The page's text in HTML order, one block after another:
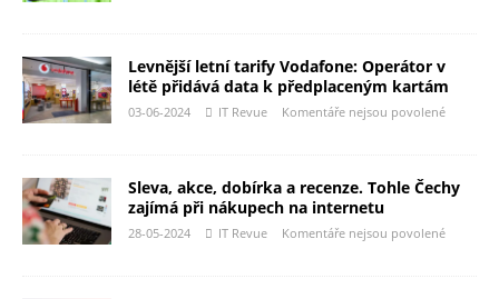
Levnější letní tarify Vodafone: Operátor v
létě přidává data k předplaceným kartám
03-06-2024 IT Revue Komentáře nejsou povolené
Sleva, akce, dobírka a recenze. Tohle Čechy
zajímá při nákupech na internetu
28-05-2024 IT Revue Komentáře nejsou povolené